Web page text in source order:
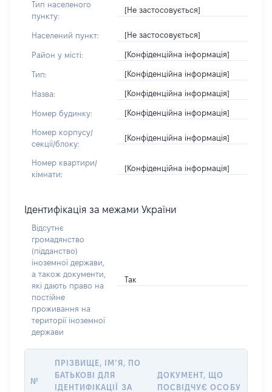
Тип населеного
пункту:
[Не застосовується]
Населений пункт: [Не застосовується]
Район у місті: [Конфіденційна інформація]
Тип: [Конфіденційна інформація]
Назва: [Конфіденційна інформація]
Номер будинку: [Конфіденційна інформація]
Номер корпусу/
секції/блоку:
[Конфіденційна інформація]
Номер квартири/
кімнати:
[Конфіденційна інформація]
Ідентифікація за межами України
Відсутнє
громадянство
(підданство)
іноземної держави,
а також документи,
які дають право на
постійне
проживання на
території іноземної
держави
Так
№
ПРІЗВИЩЕ, ІМ’Я, ПО
БАТЬКОВІ ДЛЯ
ІДЕНТИФІКАЦІЇ ЗА
ДОКУМЕНТ, ЩО
ПОСВІДЧУЄ ОСОБУ